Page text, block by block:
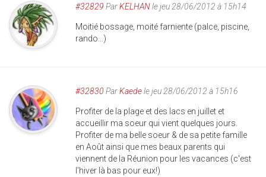
#32829 ParKELHANle jeu 28/06/2012 à 15h14
Moitié bossage, moité farniente (palce, piscine,
rando...)
#32830 ParKaedele jeu 28/06/2012 à 15h16
Profiter de la plage et des lacs en juillet et
accueillir ma soeur qui vient quelques jours.
Profiter de ma belle soeur & de sa petite famille
en Août ainsi que mes beaux parents qui
viennent de la Réunion pour les vacances (c'est
l'hiver là bas pour eux!)